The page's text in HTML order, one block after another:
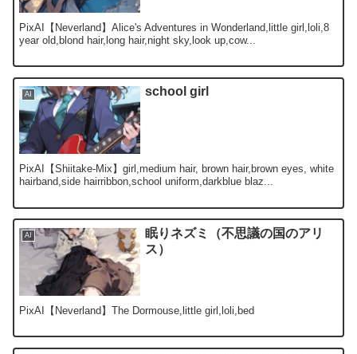
PixAI【Neverland】Alice's Adventures in Wonderland,little girl,loli,8
year old,blond hair,long hair,night sky,look up,cow...
AI school girl
PixAI【Shiitake-Mix】girl,medium hair, brown hair,brown eyes, white
hairband,side hairribbon,school uniform,darkblue blaz...
AI
眠りネズミ（不思議の国のアリ
ス）
PixAI【Neverland】The Dormouse,little girl,loli,bed